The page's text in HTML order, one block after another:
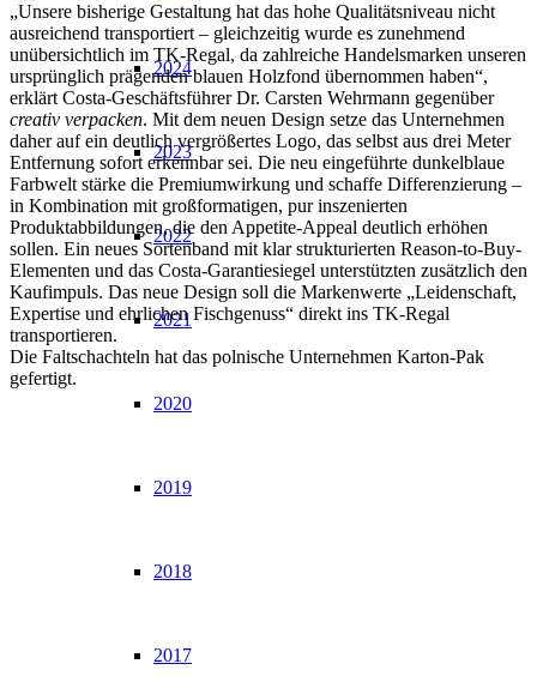
2024
2023
2022
2021
2020
2019
2018
2017
„Unsere bisherige Gestaltung hat das hohe Qualitätsniveau nicht
ausreichend transportiert – gleichzeitig wurde es zunehmend
unübersichtlich im TK-Regal, da zahlreiche Handelsmarken unseren
ursprünglich prägenden blauen Holzfond übernommen haben“,
erklärt Costa-Geschäftsführer Dr. Carsten Wehrmann gegenüber
creativ verpacken. Mit dem neuen Design setze das Unternehmen
daher auf ein deutlich vergrößertes Logo, das selbst aus drei Meter
Entfernung sofort erkennbar sei. Die neu eingeführte dunkelblaue
Farbwelt stärke die Premiumwirkung und schaffe Differenzierung –
in Kombination mit großformatigen, pur inszenierten
Produktabbildungen, die den Appetite-Appeal deutlich erhöhen
sollen. Ein neues Sortenband mit klar strukturierten Reason-to-Buy-
Elementen und das Costa-Garantiesiegel unterstützten zusätzlich den
Kaufimpuls. Das neue Design soll die Markenwerte „Leidenschaft,
Expertise und ehrlichen Fischgenuss“ direkt ins TK-Regal
transportieren.
Die Faltschachteln hat das polnische Unternehmen Karton-Pak
gefertigt.